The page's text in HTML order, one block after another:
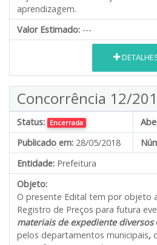
aprendizagem.
Valor Estimado: ---
Concorrência 12/
Status: Encerrada
Publicado em: 28/05/2018
Entidade: Prefeitura
Objeto:
O presente Edital tem por objeto
Registro de Preços para futura
materiais de expediente diversos
pelos departamentos municipais,